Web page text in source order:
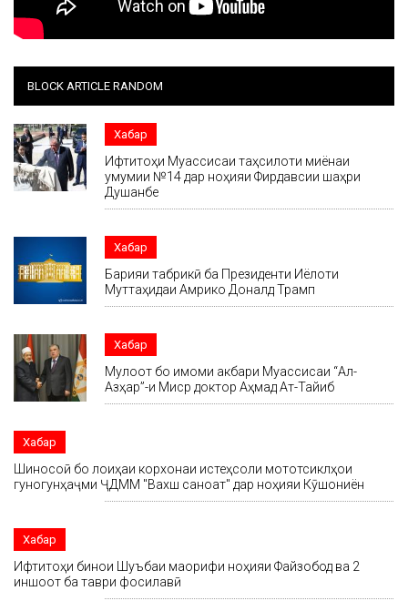
BLOCK ARTICLE RANDOM
Хабар
Ифтитоҳи Муассисаи таҳсилоти миёнаи
умумии №14 дар ноҳияи Фирдавсии шаҳри
Душанбе
Хабар
Барқияи табрикӣ ба Президенти Иёлоти
Муттаҳидаи Амрико Доналд Трамп
Хабар
Мулоқот бо имоми акбари Муассисаи “Ал-
Азҳар”-и Миср доктор Аҳмад Ат-Тайиб
Хабар
Шиносоӣ бо лоиҳаи корхонаи истеҳсоли мототсиклҳои
гуногунҳаҷми ҶДММ "Вахш саноат" дар ноҳияи Кӯшониён
Хабар
Ифтитоҳи бинои Шуъбаи маорифи ноҳияи Файзобод ва 2
иншоот ба таври фосилавӣ